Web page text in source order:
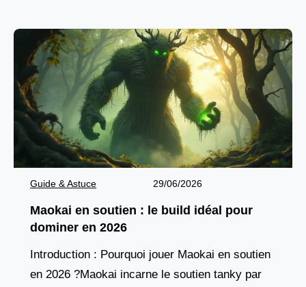
Guide & Astuce 29/06/2026
Maokai en soutien : le build idéal pour
dominer en 2026
Introduction : Pourquoi jouer Maokai en soutien
en 2026 ?Maokai incarne le soutien tanky par